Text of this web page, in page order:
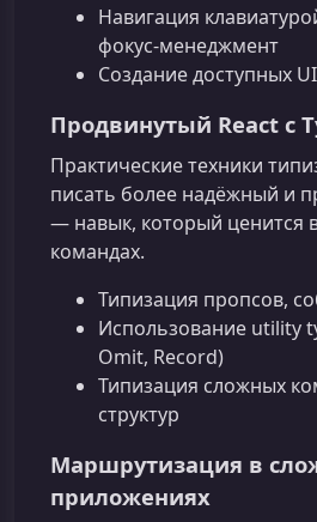
Навигация
фокус‑менеджмент
Создание доступных
Продвинутый React с
Практические техники
писать более надёжный и
— навык, который ценится
командах.
Типизация пропсов,
Использование utility
Omit, Record)
Типизация сложных
структур
Маршрутизация в
приложениях